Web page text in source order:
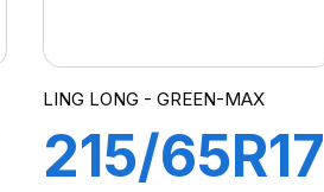
LING LONG - GREEN-MAX
215/65R17